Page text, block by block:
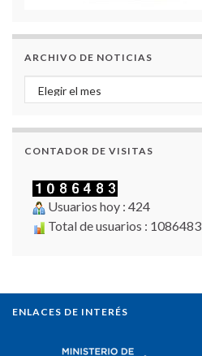
ARCHIVO DE NOTICIAS
Archivo de Noticias
CONTADOR DE VISITAS
Usuarios hoy : 424
Total de usuarios : 1086483
ENLACES DE INTERÉS